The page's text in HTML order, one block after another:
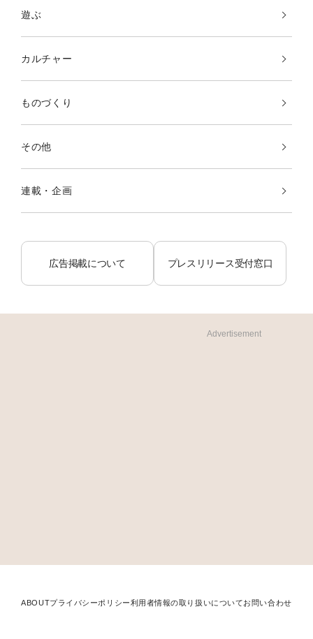
遊ぶ
カルチャー
ものづくり
その他
連載・企画
広告掲載について プレスリリース受付窓口
Advertisement
ABOUTプライバシーポリシー利用者情報の取り扱いについてお問い合わせ